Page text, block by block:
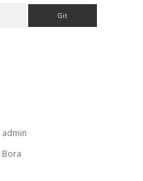
admin
Bora